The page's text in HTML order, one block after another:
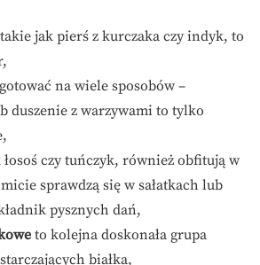
jak pierś z kurczaka czy indyk, to
na wiele sposobów –
duszenie z warzywami to tylko
czy tuńczyk, również obfitują w
sprawdzą się w sałatkach lub
pysznych dań,
to kolejna doskonała grupa
białka,